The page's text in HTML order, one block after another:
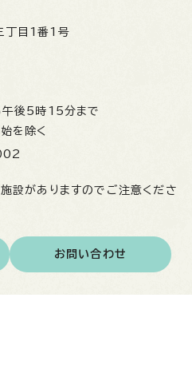
丁目1番1号
後5時15分まで
を除く
設がありますのでご注意くださ
お問い合わせ